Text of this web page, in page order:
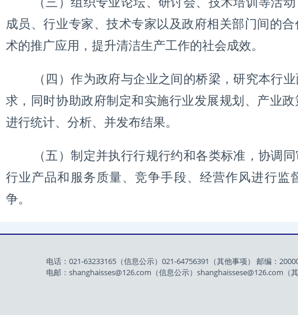
成员、行业专家、技术专家以及政府相关部门间的
术的推广应用，提升清洁生产工作的社会成效。
（四）作为政府与企业之间的桥梁，研究本行
求，同时协助政府制定和实施行业发展规划、产业
进行统计、分析、并发布结果。
（五）制定并执行行规行约和各类标准，协调
行业产品和服务质量、竞争手段、经营作风进行监
争。
电话：021-63233165（信息公示）021-64756391（其他事项） 邮编：
电邮：shanghaisses@126.com（信息公示）shanghaissese@126.com（其